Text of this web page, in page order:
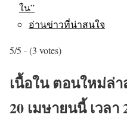
ใน”
อ่านข่าวที่น่าสนใจ
5/5 - (3 votes)
เนื้อใน ตอนใหม่ล่
20 เมษายนนี้ เวลา